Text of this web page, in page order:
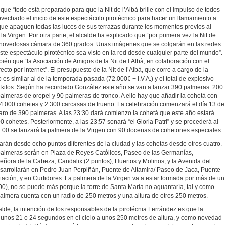
“todo está preparado para que la Nit de l’Albà brille con el impulso de todos
el inicio de este espectáculo pirotécnico para hacer un llamamiento a
apaguen todas las luces de sus terrazas durante los momentos previos al
Virgen. Por otra parte, el alcalde ha explicado que “por primera vez la Nit de
cámara de 360 grados. Unas imágenes que se colgarán en las redes
espectáculo pirotécnico sea visto en la red desde cualquier parte del mundo”.
que “la Asociación de Amigos de la Nit de l’Albà, en colaboración con el
por internet”. El presupuesto de la Nit de l’Albà, que corre a cargo de la
es similar al de la temporada pasada (72.000€ + I.V.A.) y el total de explosivo
Según ha recordado González este año se van a lanzar 390 palmeras: 200
de oropel y 90 palmeras de tronco. A ello hay que añadir la cohetà con
cohetes y 2.300 carcasas de trueno. La celebración comenzará el día 13 de
de 390 palmeras. A las 23:30 dará comienzo la cohetà que este año estará
cohetes. Posteriormente, a las 23:57 sonará “el Gloria Patri” y se procederá al
se lanzará la palmera de la Virgen con 90 docenas de cohetones especiales.
desde ocho puntos diferentes de la ciudad y las cohetàs desde otros cuatro.
serán en Plaza de Reyes Católicos, Paseo de las Germanías,
de la Cabeza, Candalix (2 puntos), Huertos y Molinos, y la Avenida del
en Pedro Juan Perpiñán, Puente de Altamira/ Paseo de Jaca, Puente
y en Curtidores. La palmera de la Virgen va a estar formada por más de un
no se puede más porque la torre de Santa María no aguantaría, tal y como
cuenta con un radio de 250 metros y una altura de otros 250 metros.
la intención de los responsables de la pirotécnia Ferrández es que la
21 o 24 segundos en el cielo a unos 250 metros de altura, y como novedad